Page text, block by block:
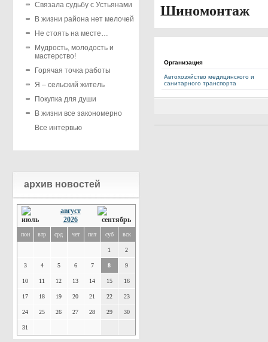
Связала судьбу с Устьянами
В жизни района нет мелочей
Не стоять на месте…
Мудрость, молодость и
мастерство!
Горячая точка работы
Я – сельский житель
Покупка для души
В жизни все закономерно
Все интервью
архив новостей
август
2026
пон втр срд чет пят суб вск
1 2
3 4 5 6 7 8 9
10 11 12 13 14 15 16
17 18 19 20 21 22 23
24 25 26 27 28 29 30
31
Шиномонтаж
Организация
Автохозяйство медицинского и
санитарного транспорта